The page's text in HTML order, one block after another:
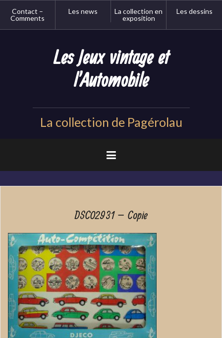
Contact –
Comments
Les news
La collection en
exposition
Les dessins
Les Jeux vintage et
l'Automobile
La collection de Pagérolau
DSC02931 – Copie